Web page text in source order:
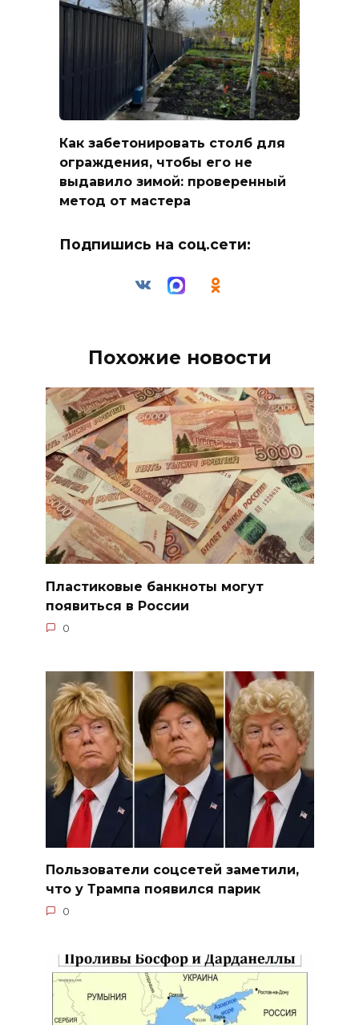
Как забетонировать столб для
ограждения, чтобы его не
выдавило зимой: проверенный
метод от мастера
Подпишись на соц.сети:
Похожие новости
Пластиковые банкноты могут
появиться в России
0
Пользователи соцсетей заметили,
что у Трампа появился парик
0